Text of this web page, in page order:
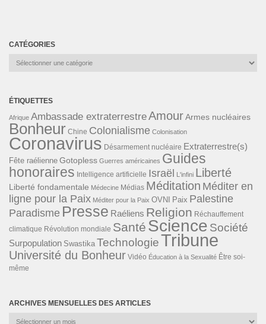
CATÉGORIES
Catégories
ÉTIQUETTES
Afrique Ambassade extraterrestreAmourArmes nucléaires
Bonheur Chine Colonialisme Colonisation
Coronavirus Désarmement nucléaire Extraterrestre(s)
Fête raélienne Gotopless Guerres américaines Guides
honoraires Intelligence artificielle Israël L'infini Liberté
Liberté fondamentale Médecine Médias Méditation Méditer en
ligne pour la Paix Méditer pour la Paix OVNI Paix Palestine
Paradisme Presse Raéliens Religion Réchauffement
climatique Révolution mondiale Santé Science Société
Surpopulation Swastika TechnologieTribune
Université du Bonheur Vidéo Éducation à la Sexualité Être soi-
même
ARCHIVES MENSUELLES DES ARTICLES
Archives